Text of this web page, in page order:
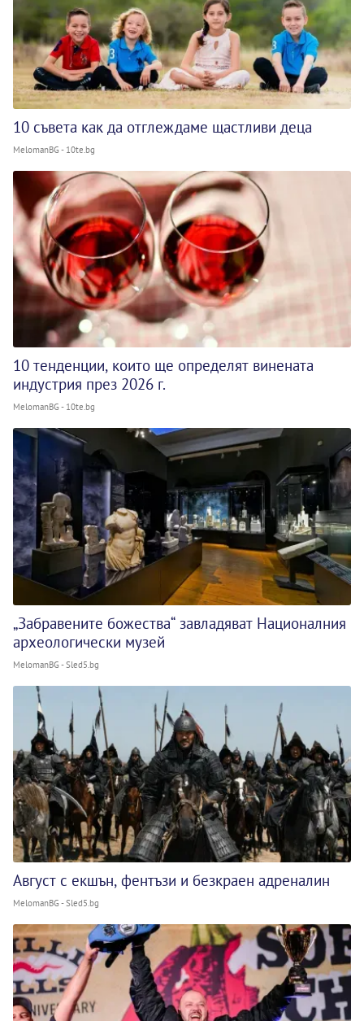
10 съвета как да отглеждаме щастливи деца
MelomanBG - 10te.bg
10 тенденции, които ще определят винената
индустрия през 2026 г.
MelomanBG - 10te.bg
„Забравените божества“ завладяват Националния
археологически музей
MelomanBG - Sled5.bg
Август с екшън, фентъзи и безкраен адреналин
MelomanBG - Sled5.bg